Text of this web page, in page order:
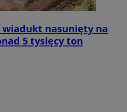
wiadukt nasunięty na
5 tysięcy ton